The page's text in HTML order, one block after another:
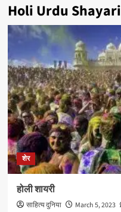
Holi Urdu Shayari
शेर
होली शायरी
साहित्य दुनिया March 5, 2023